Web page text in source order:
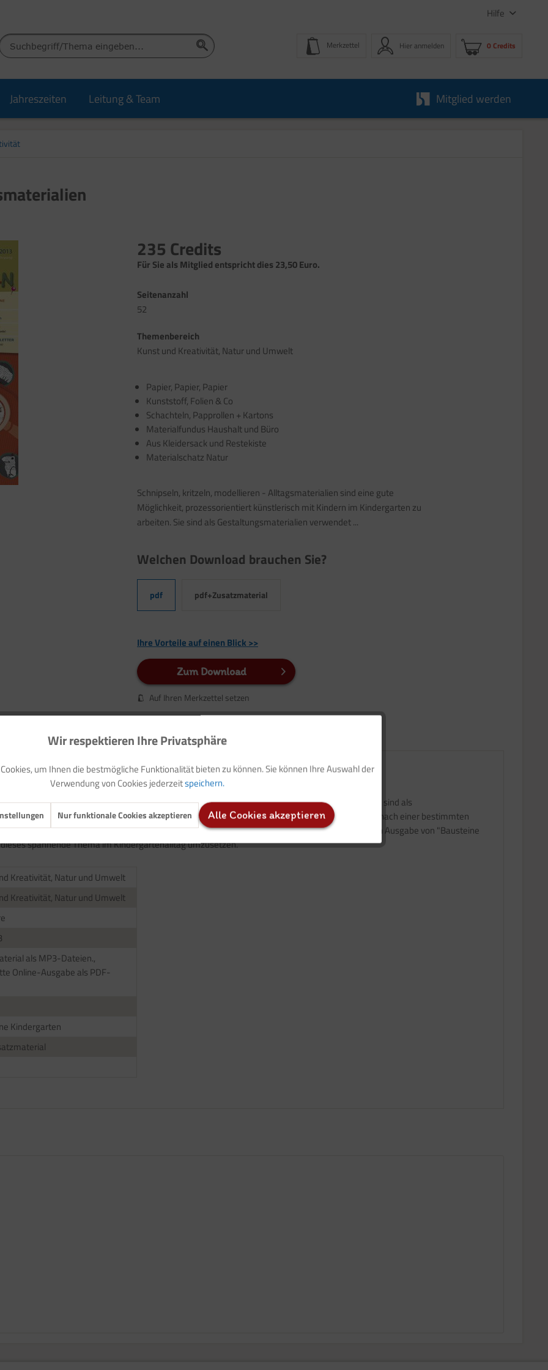
Hilfe
Merkzettel Hier anmelden 0 Credits
Jahreszeiten Leitung & Team Mitglied werden
235 Credits
Für Sie als Mitglied entspricht dies 23,50 Euro.
Seitenanzahl
52
Themenbereich
Kunst und Kreativität, Natur und Umwelt
Papier, Papier, Papier
Kunststoff, Folien & Co
Schachteln, Papprollen + Kartons
Materialfundus Haushalt und Büro
Aus Kleidersack und Restekiste
Materialschatz Natur
Schnipseln, kritzeln, modellieren - Alltagsmaterialien sind eine gute
Möglichkeit, prozessorientiert künstlerisch mit Kindern im Kindergarten zu
arbeiten. Sie sind als Gestaltungsmaterialien verwendet ...
Welchen Download brauchen Sie?
pdf pdf+Zusatzmaterial
Ihre Vorteile auf einen Blick >>
Zum Download
Auf Ihren Merkzettel setzen
eine gute Möglichkeit, prozessorientiert künstlerisch mit Kindern im Kindergarten zu arbeiten. Sie sind als
nicht klar umrissen und nicht in sich geschlossen wie z.B. ein Fensterbild aus Tonpapier, das nur nach einer bestimmten
den Charme des unperfekten, sie lassen sich individuell und mehrdeutig einsetzen. In der neuen Ausgabe von "Bausteine
spannende Thema im Kindergartenalltag umzusetzen.
Kreativität, Natur und Umwelt
Kreativität, Natur und Umwelt
als MP3-Dateien.,
Online-Ausgabe als PDF-
Kindergarten
Inaktiv
Wir respektieren Ihre Privatsphäre
um Ihnen die bestmögliche Funktionalität bieten zu können. Sie können Ihre Auswahl der
Verwendung von Cookies jederzeitspeichern.
Nur funktionale Cookies akzeptieren Alle Cookies akzeptieren